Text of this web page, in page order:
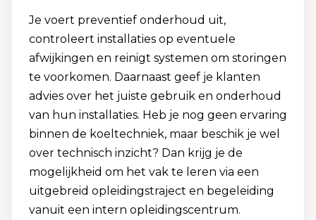
Je voert preventief onderhoud uit,
controleert installaties op eventuele
afwijkingen en reinigt systemen om storingen
te voorkomen. Daarnaast geef je klanten
advies over het juiste gebruik en onderhoud
van hun installaties. Heb je nog geen ervaring
binnen de koeltechniek, maar beschik je wel
over technisch inzicht? Dan krijg je de
mogelijkheid om het vak te leren via een
uitgebreid opleidingstraject en begeleiding
vanuit een intern opleidingscentrum.